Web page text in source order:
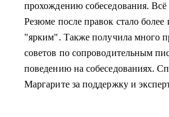
прохождению собеседования. Всё
Резюме после правок стало
"ярким". Также получила много
советов по сопроводительным
поведению на собеседованиях.
Маргарите за поддержку и